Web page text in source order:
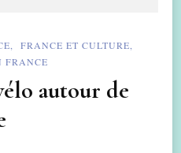
FRANCE ET CULTURE
FRANCE
autour de